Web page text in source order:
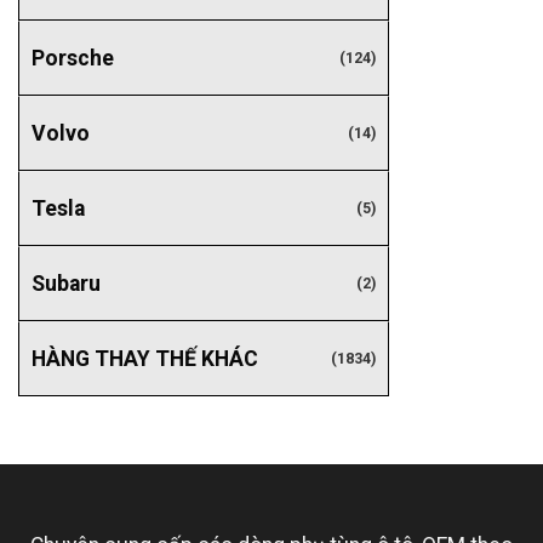
Porsche (124)
Volvo (14)
Tesla (5)
Subaru (2)
HÀNG THAY THẾ KHÁC (1834)